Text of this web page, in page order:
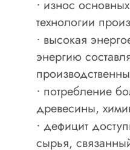
· износ
технологии
· высокая
энергию
· потребление
древесины,
· дефицит
сырья,